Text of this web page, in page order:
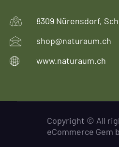
8309 Nürensdorf,
shop@naturaum.ch
www.naturaum.ch
Copyright © All
eCommerce Gem